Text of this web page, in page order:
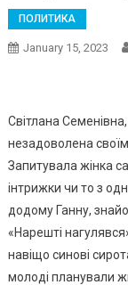
ПОЛИТИКА
January 15, 2023
Світлана
незадоволена
Запитувала жінка
інтрижки чи то з
додому Ганну,
«Нарешті
навіщо синові
молоді планували